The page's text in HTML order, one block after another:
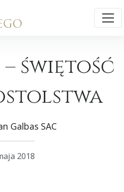
świętość
Galbas SAC
2018